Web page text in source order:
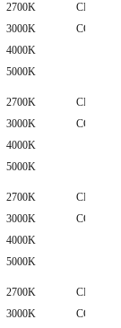
2700K
3000K
4000K
5000K
CREE
COB LED
2700K
3000K
4000K
5000K
CREE
COB LED
2700K
3000K
4000K
5000K
CREE
COB LED
2700K
3000K
CREE
COB LED